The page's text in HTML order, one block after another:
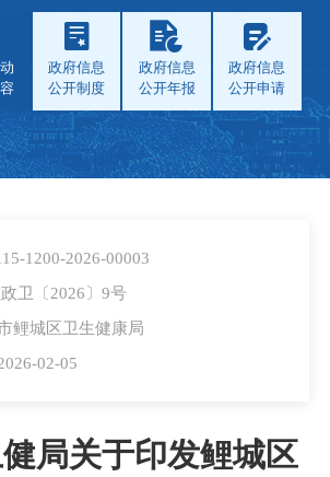
政府信息
公开制度
政府信息
公开年报
政府信息
公开申请
1200-2026-00003
卫〔2026〕9号
鲤城区卫生健康局
02-05
局关于印发鲤城区